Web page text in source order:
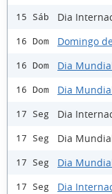
15 Sáb Dia
16 Dom Domingo
16 Dom Dia
16 Dom Dia
17 Seg Dia
17 Seg Dia
17 Seg Dia
17 Seg Dia